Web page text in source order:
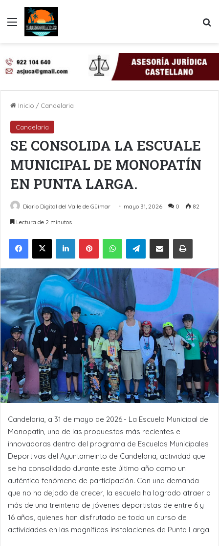
Menú
Inicio / Candelaria
Candelaria
SE CONSOLIDA LA ESCUALE
MUNICIPAL DE MONOPATÍN
EN PUNTA LARGA.
Diario Digital del Valle de Güímar mayo 31, 2026 0 82
Lectura de 2 minutos
LinkedInPinterestWhatsAppTelegramCompartir por Email Imprimir
Candelaria, a 31 de mayo de 2026.- La Escuela Municipal de
Monopatín, una de las propuestas más recientes e
innovadoras dentro del programa de Escuelas Municipales
Deportivas del Ayuntameinto de Candelaria, actividad que
se ha consolidado durante este último año como un
auténtico fenómeno de participación. Con una demanda
que no ha dejado de crecer, la escuela ha logrado atraer a
más de una treintena de jóvenes deportistas de entre 6 y
16 años, quienes han disfrutado de todo un curso de
actividades en las magníficas instalaciones de Punta Larga.